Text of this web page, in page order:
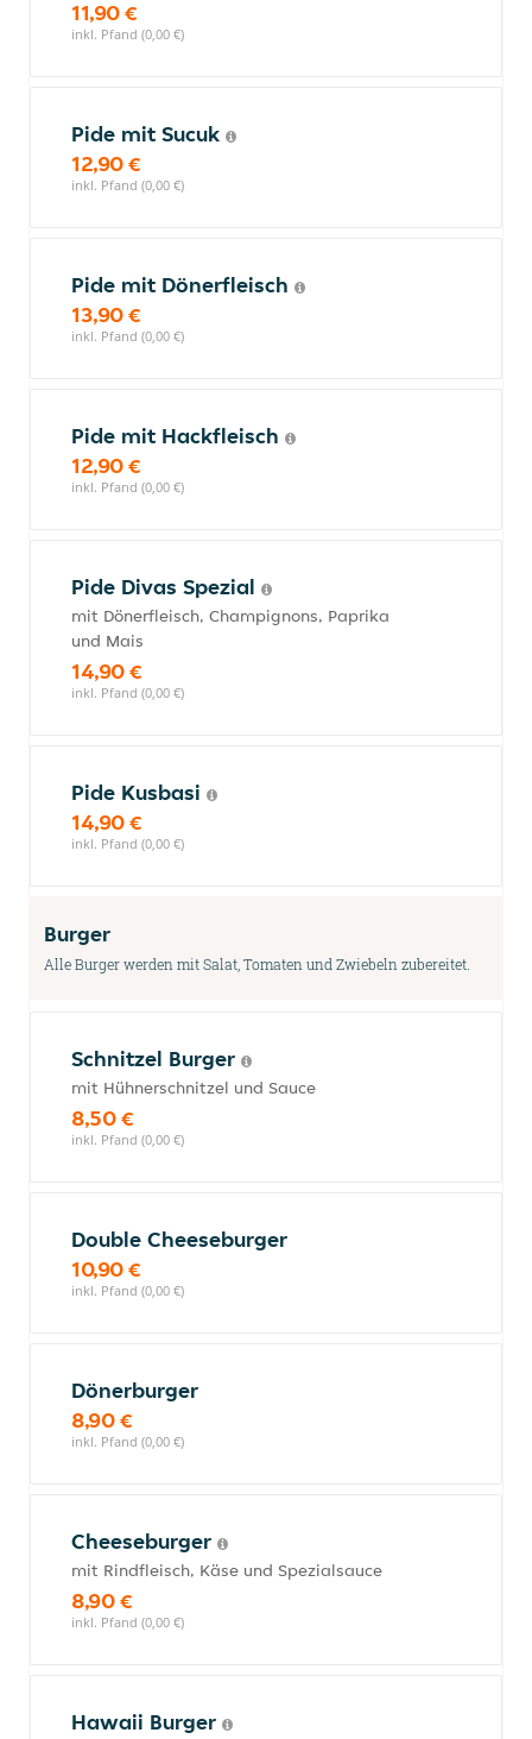
11,90 €
inkl. Pfand (0,00 €)
Pide mit Sucuk
12,90 €
inkl. Pfand (0,00 €)
Pide mit Dönerfleisch
13,90 €
inkl. Pfand (0,00 €)
Pide mit Hackfleisch
12,90 €
inkl. Pfand (0,00 €)
Pide Divas Spezial
mit Dönerfleisch, Champignons, Paprika
und Mais
14,90 €
inkl. Pfand (0,00 €)
Pide Kusbasi
14,90 €
inkl. Pfand (0,00 €)
Burger
Alle Burger werden mit Salat, Tomaten und Zwiebeln zubereitet.
Schnitzel Burger
mit Hühnerschnitzel und Sauce
8,50 €
inkl. Pfand (0,00 €)
Double Cheeseburger
10,90 €
inkl. Pfand (0,00 €)
Dönerburger
8,90 €
inkl. Pfand (0,00 €)
Cheeseburger
mit Rindfleisch, Käse und Spezialsauce
8,90 €
inkl. Pfand (0,00 €)
Hawaii Burger